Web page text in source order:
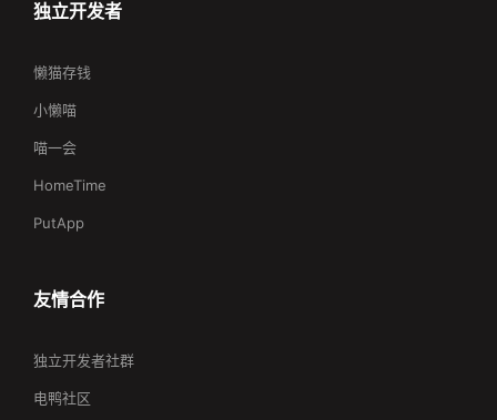
独立开发者
懒猫存钱
小懒喵
喵一会
HomeTime
PutApp
友情合作
独立开发者社群
电鸭社区